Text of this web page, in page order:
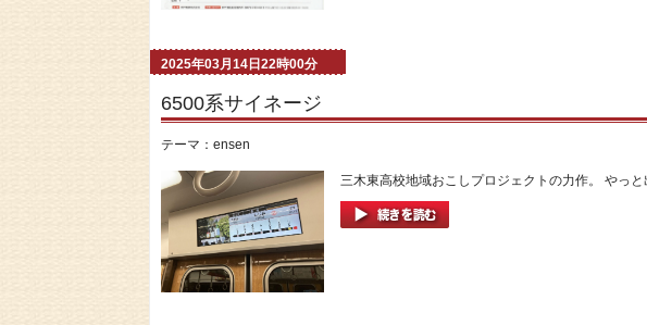
2025年03月14日22時00分
6500系サイネージ
テーマ： ensen
三木東高校地域おこしプロジェクトの力作。 やっ